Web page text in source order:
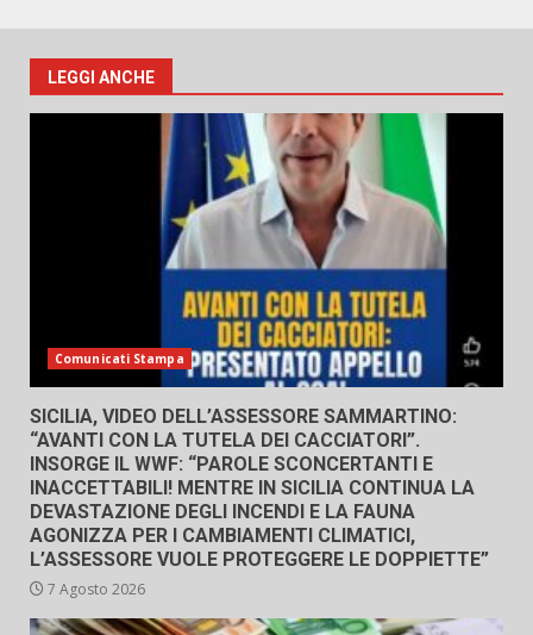
LEGGI ANCHE
Comunicati Stampa
SICILIA, VIDEO DELL’ASSESSORE SAMMARTINO:
“AVANTI CON LA TUTELA DEI CACCIATORI”.
INSORGE IL WWF: “PAROLE SCONCERTANTI E
INACCETTABILI! MENTRE IN SICILIA CONTINUA LA
DEVASTAZIONE DEGLI INCENDI E LA FAUNA
AGONIZZA PER I CAMBIAMENTI CLIMATICI,
L’ASSESSORE VUOLE PROTEGGERE LE DOPPIETTE”
7 Agosto 2026